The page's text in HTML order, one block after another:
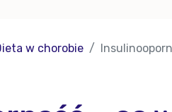
w chorobie